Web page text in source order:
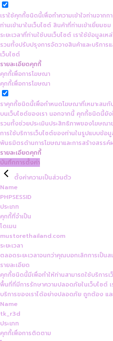
เราใช้คุกกี้ชนิดนี้เพื่อทำความเข้าใจท่านจาก
ท่านเข้ามาในเว็บไซต์ สินค้าที่ท่านเข้าเยี่ยม
ระยะเวลาที่ท่านใช้บนเว็บไซต์ เราใช้ข้อมูล
รวมทั้งปรับปรุงการจัดวางสินค้าและบริการ
เว็บไซต์
รายละเอียดคุกกี้
คุกกี้เพื่อการโฆษณา
คุกกี้เพื่อการโฆษณา
ราคุกกี้ชนิดนี้เพื่อกำหนดโฆษณาที่เหมาะสม
บนเว็บไซต์ของเรา นอกจากนี้ คุกกี้ชนิดนี้ยั
รวมทั้งช่วยประเมินประสิทธิภาพของโฆษณา
การใช้บริการเว็บไซต์ของท่านในรูปแบบข้
พันธมิตรด้านการโฆษณาและการสร้างสรรค์
รายละเอียดคุกกี้
บันทึกการตั้งค่า
ตั้งค่าความเป็นส่วนตัว
Name
PHPSESSID
ประเภท
คุกกี้ที่จำเป็น
โดเมน
mustorethailand.com
ระยะเวลา
ตลอดระยะเวลาจนกว่าคุณบอกเลิกการเป็นส
รายละเอียด
คุกกี้ชนิดนี้มีเพื่อทำให้ท่านสามารถใช้บริการ
พื้นที่ที่มีการรักษาความปลอดภัยในเว็บไซต์ เ
บริการของเราได้อย่างปลอดภัย ถูกต้อง แ
Name
tk_r3d
ประเภท
คุกกี้เพื่อการติดตาม